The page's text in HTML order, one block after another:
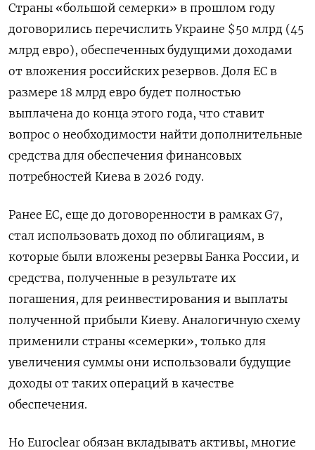
Страны «большой семерки» в прошлом году
договорились перечислить Украине $50 млрд (45
млрд евро), обеспеченных будущими доходами
от вложения российских резервов. Доля ЕС в
размере 18 млрд евро будет полностью
выплачена до конца этого года, что ставит
вопрос о необходимости найти дополнительные
средства для обеспечения финансовых
потребностей Киева в 2026 году.
Ранее ЕС, еще до договоренности в рамках G7,
стал использовать доход по облигациям, в
которые были вложены резервы Банка России, и
средства, полученные в результате их
погашения, для реинвестирования и выплаты
полученной прибыли Киеву. Аналогичную схему
применили страны «семерки», только для
увеличения суммы они использовали будущие
доходы от таких операций в качестве
обеспечения.
Но Euroclear обязан вкладывать активы, многие